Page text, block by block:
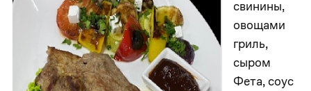
свинины,
овощами
гриль,
сыром
Фета, соус